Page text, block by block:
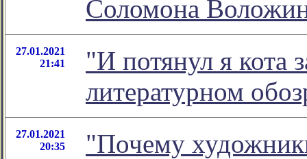
Соломона
27.01.2021
21:41
"И потянул я кота
литературном
27.01.2021
20:35
"Почему